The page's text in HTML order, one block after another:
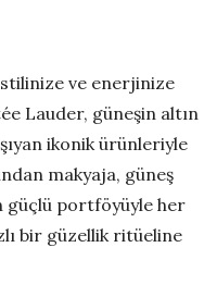
ve enerjinize
Lauder, güneşin altın
ikonik ürünleriyle
makyaja, güneş
güçlü portföyüyle her
bir güzellik ritüeline